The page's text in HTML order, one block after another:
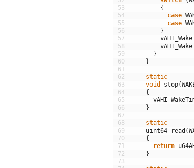
53
54
55
56
57
58
59
60
61
62
63
64
65
66
67
68
69
70
71
72
73
{
case
case
}
}
}
static
void
stop(
{
}
static
uint64
read (
{
return
}